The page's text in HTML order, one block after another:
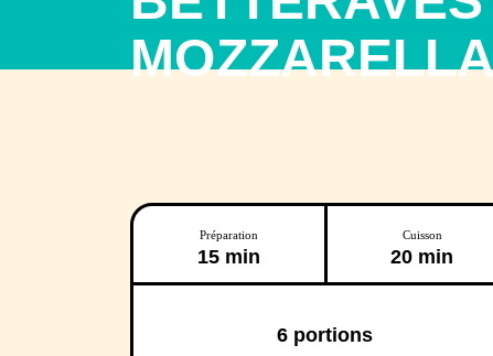
Préparation
15 min
Cuisson
20 min
6 portions